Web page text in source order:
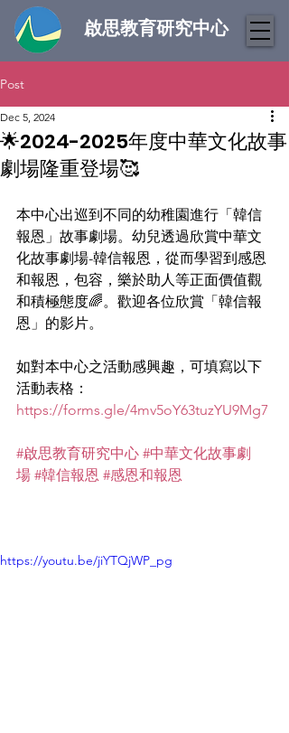
啟思教育研究中心
Post
🌟2024-2025年度中華文化故事
劇場隆重登場🥰
Dec 5, 2024
本中心出巡到不同的幼稚園進行「韓信
報恩」故事劇場。幼兒透過欣賞中華文
化故事劇場-韓信報恩，從而學習到感恩
和報恩，包容，樂於助人等正面價值觀
和積極態度🌈。歡迎各位欣賞「韓信報
恩」的影片。
如對本中心之活動感興趣，可填寫以下
活動表格：
https://forms.gle/4mv5oY63tuzYU9Mg7
#啟思教育研究中心 #中華文化故事劇
場 #韓信報恩 #感恩和報恩
https://youtu.be/jiYTQjWP_pg